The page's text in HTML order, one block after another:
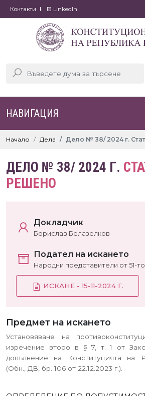
Контакти LinkedIn
НАВИГАЦИЯ
Начало Дела Дело № 38/ 2024 г.
ДЕЛО № 38/ 2024 Г.
РЕШЕНО
Докладчик
Борислав Белазелков
Подател на искането
Народни представители от 51-
ИСКАНЕ - 15-11-2024 Г.
Предмет на искането
Установяване на
изречение второ в § 7, т. 1 от
допълнение на Конституцията на
(Обн., ДВ, бр. 106 от 22.12.2023 г.).